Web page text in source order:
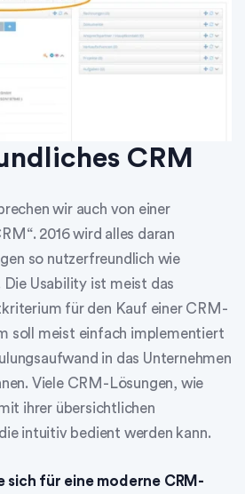
CRM
wir auch von einer
2016 wird alles daran
so nutzerfreundlich wie
Usability ist meist das
für den Kauf einer CRM-
soll meist einfach implementiert
in das Unternehmen
Viele CRM-Lösungen, wie
ihrer übersichtlichen
intuitiv bedient werden kann.
sich für eine moderne CRM-